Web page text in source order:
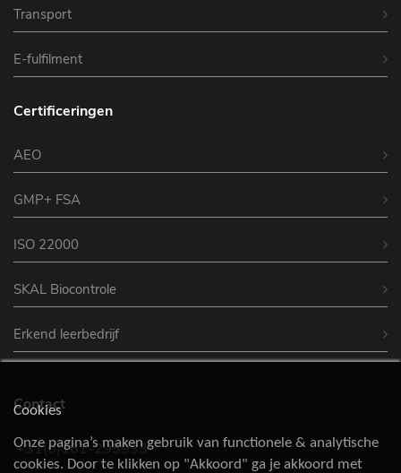
Transport
E-fulfilment
Certificeringen
AEO
GMP+ FSA
ISO 22000
SKAL Biocontrole
Erkend leerbedrijf
Contact
+31(0)161-295933
Cookies
Onze pagina’s maken gebruik van functionele & analytische
cookies. Door te klikken op "Akkoord" ga je akkoord met